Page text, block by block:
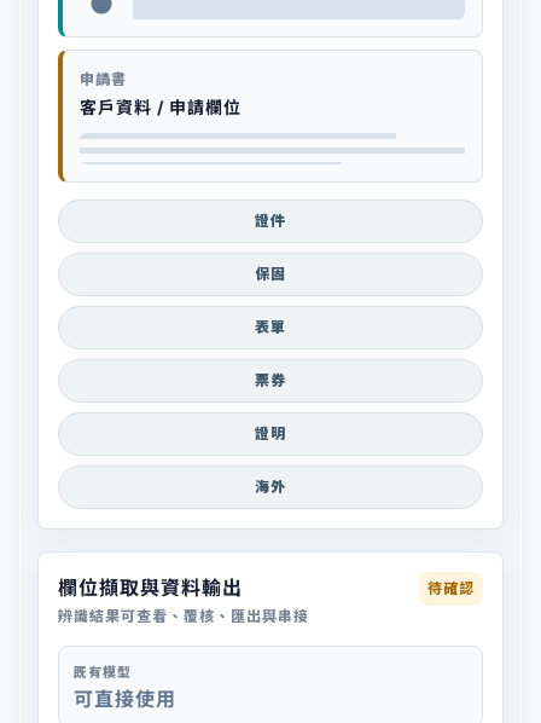
申請書
客戶資料 / 申請欄位
證件
保固
表單
票券
證明
海外
欄位擷取與資料輸出
辨識結果可查看、覆核、匯出與串接
待確認
既有模型
可直接使用